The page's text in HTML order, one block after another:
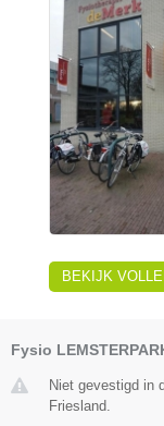
BEKIJK
Fysio
Niet gevestigd in
Friesland.